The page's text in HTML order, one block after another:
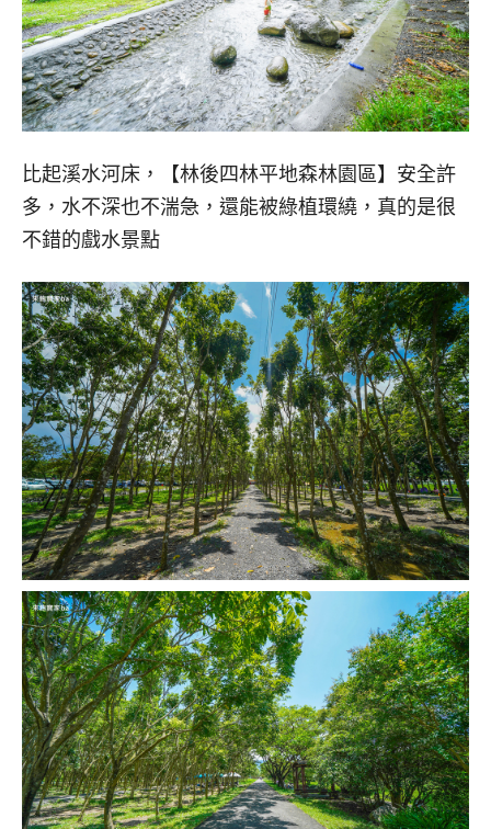
比起溪水河床，【林後四林平地森林園區】安全許
多，水不深也不湍急，還能被綠植環繞，真的是很
不錯的戲水景點